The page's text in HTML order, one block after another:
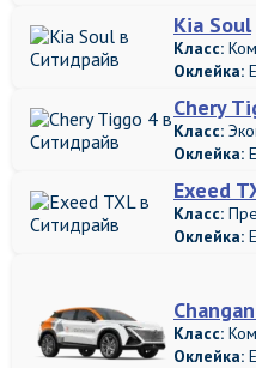
Kia Soul
Класс:
Оклейка:
Chery
Класс:
Оклейка:
Exeed
Класс:
Оклейка:
Класс:
Оклейка: